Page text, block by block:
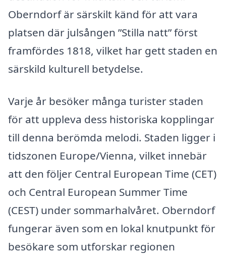
Oberndorf är särskilt känd för att vara
platsen där julsången ”Stilla natt” först
framfördes 1818, vilket har gett staden en
särskild kulturell betydelse.
Varje år besöker många turister staden
för att uppleva dess historiska kopplingar
till denna berömda melodi. Staden ligger i
tidszonen Europe/Vienna, vilket innebär
att den följer Central European Time (CET)
och Central European Summer Time
(CEST) under sommarhalvåret. Oberndorf
fungerar även som en lokal knutpunkt för
besökare som utforskar regionen